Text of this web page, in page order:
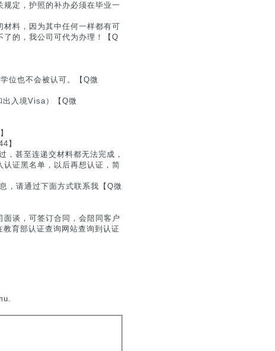
定，护照的补办必须在毕业一
料，因为其中任何一样都有可
的，我公司可代为办理！【Q
位也不会被认可。【Q微
入境Visa）【Q微
】
，甚至连递交材料都无法完成，
证黑名单，以后再想认证，简
，请通过下面方式联系我【Q微
谈，可签订合同，会陪同客户
育部认证查询网站查询到认证